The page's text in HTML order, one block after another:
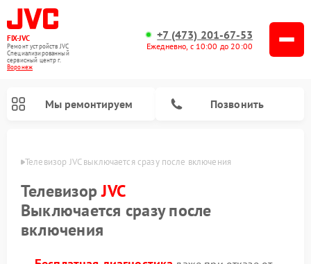
FIX-JVC
Ремонт устройств JVC
Специализированный
cервисный центр г.
Воронеж
+7 (473) 201-67-53
Ежедневно, с 10:00 до 20:00
Мы ремонтируем Позвонить
Телевизор JVC выключается сразу после включения
ТелевизорJVC
Выключается сразу после
включения